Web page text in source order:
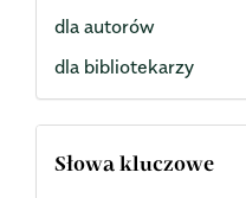
dla autorów
dla bibliotekarzy
Słowa kluczowe